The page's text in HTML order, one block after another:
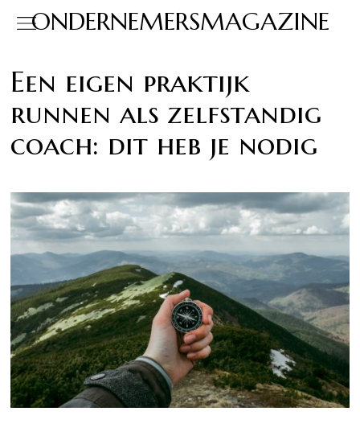
ONDERNEMERSMAGAZINE
Een eigen praktijk
runnen als zelfstandig
coach: dit heb je nodig